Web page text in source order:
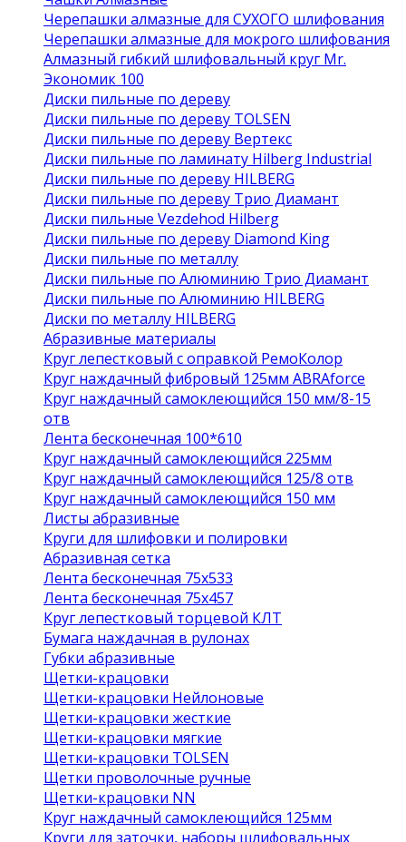
Черепашки алмазные для СУХОГО шлифования
Черепашки алмазные для мокрого шлифования
Алмазный гибкий шлифовальный круг Mr.
Экономик 100
Диски пильные по дереву
Диски пильные по дереву TOLSEN
Диски пильные по дереву Вертекс
Диски пильные по ламинату Hilberg Industrial
Диски пильные по дереву HILBERG
Диски пильные по дереву Трио Диамант
Диски пильные Vezdehod Hilberg
Диски пильные по дереву Diamond King
Диски пильные по металлу
Диски пильные по Алюминию Трио Диамант
Диски пильные по Алюминию HILBERG
Диски по металлу HILBERG
Абразивные материалы
Круг лепестковый с оправкой РемоКолор
Круг наждачный фибровый 125мм ABRAforce
Круг наждачный самоклеющийся 150 мм/8-15
отв
Лента бесконечная 100*610
Круг наждачный самоклеющийся 225мм
Круг наждачный самоклеющийся 125/8 отв
Круг наждачный самоклеющийся 150 мм
Листы абразивные
Круги для шлифовки и полировки
Абразивная сетка
Лента бесконечная 75х533
Лента бесконечная 75х457
Круг лепестковый торцевой КЛТ
Бумага наждачная в рулонах
Губки абразивные
Щетки-крацовки
Щетки-крацовки Нейлоновые
Щетки-крацовки жесткие
Щетки-крацовки мягкие
Щетки-крацовки TOLSEN
Щетки проволочные ручные
Щетки-крацовки NN
Круг наждачный самоклеющийся 125мм
Круги для заточки, наборы шлифовальных